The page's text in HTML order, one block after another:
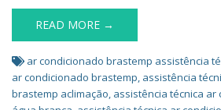
READ MORE →
ar condicionado brastemp assistência
ar condicionado brastemp, assistência
brastemp aclimação, assistência técnica